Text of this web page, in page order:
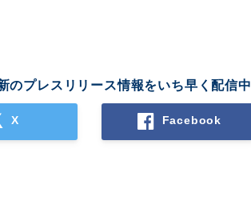
のプレスリリース情報をいち早く配信中
X Facebook